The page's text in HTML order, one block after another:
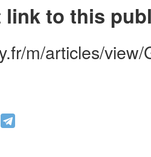
link to this
m/articles/